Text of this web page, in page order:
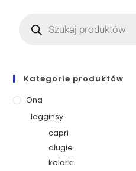
Kategorie produktów
Ona
legginsy
capri
długie
kolarki